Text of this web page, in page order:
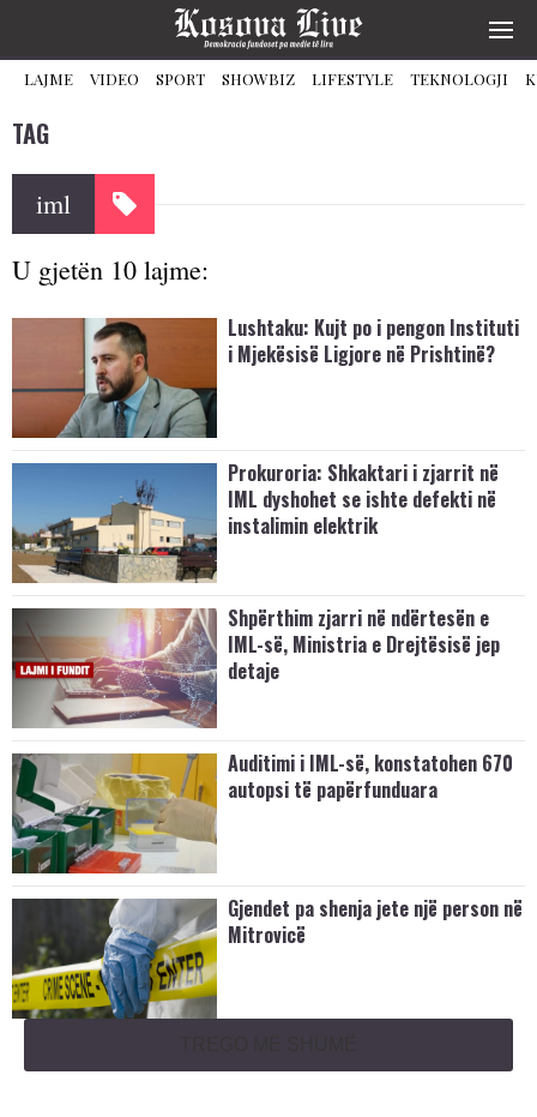
LAJME VIDEO SPORT SHOWBIZ LIFESTYLE TEKNOLOGJI
TAG
iml
U gjetën 10 lajme:
Lushtaku: Kujt po i pengon Instituti
i Mjekësisë Ligjore në Prishtinë?
Prokuroria: Shkaktari i zjarrit në
IML dyshohet se ishte defekti në
instalimin elektrik
Shpërthim zjarri në ndërtesën e
IML-së, Ministria e Drejtësisë jep
detaje
Auditimi i IML-së, konstatohen 670
autopsi të papërfunduara
Gjendet pa shenja jete një person në
Mitrovicë